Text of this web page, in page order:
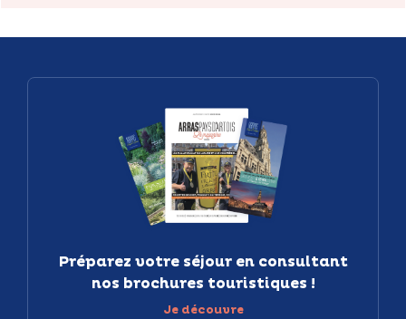
Préparez votre séjour en consultant
nos brochures touristiques !
Je découvre